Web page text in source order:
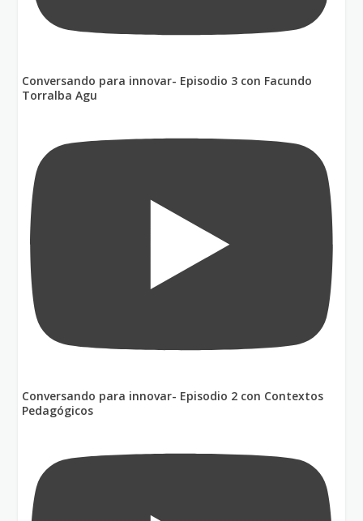
Conversando para innovar- Episodio 3 con Facundo
Torralba Agu
Conversando para innovar- Episodio 2 con Contextos
Pedagógicos